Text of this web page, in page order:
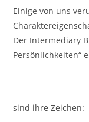
Einige von uns
Der Intermediary
Persönlichkeiten“
sind ihre Zeichen: